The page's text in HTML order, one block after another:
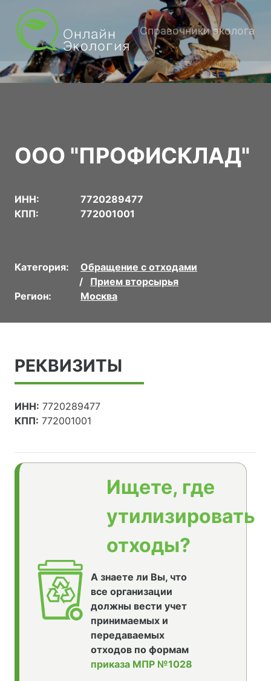
Справочники эколога
ООО "ПРОФИСКЛАД"
ИНН:
7720289477
КПП:
772001001
Категория:
Обращение с отходами
Прием вторсырья
Регион:
Москва
РЕКВИЗИТЫ
ИНН: 7720289477
КПП: 772001001
Ищете, где
утилизировать
отходы?
А знаете ли Вы, что
все организации
должны вести учет
принимаемых и
передаваемых
отходов по формам
приказа МПР №1028